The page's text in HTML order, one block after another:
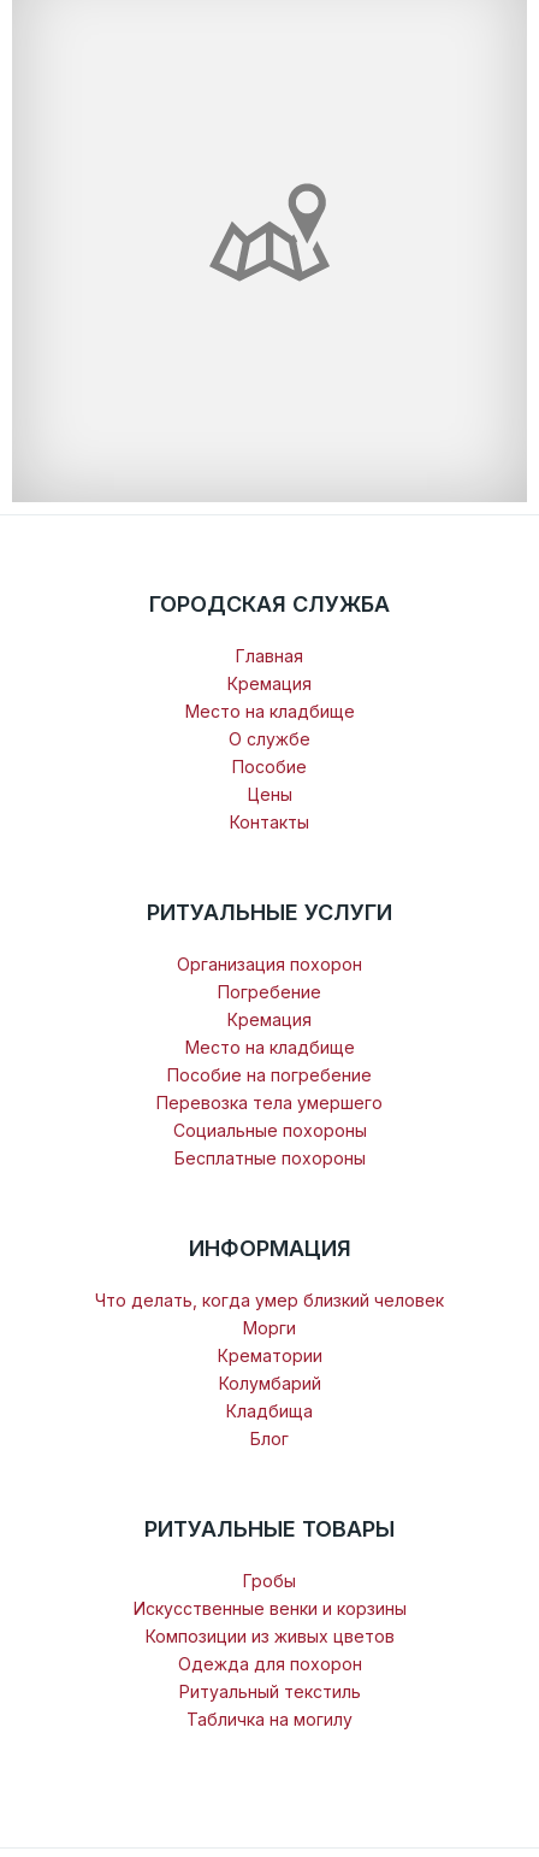
ГОРОДСКАЯ СЛУЖБА
Главная
Кремация
Место на кладбище
О службе
Пособие
Цены
Контакты
РИТУАЛЬНЫЕ УСЛУГИ
Организация похорон
Погребение
Кремация
Место на кладбище
Пособие на погребение
Перевозка тела умершего
Социальные похороны
Бесплатные похороны
ИНФОРМАЦИЯ
Что делать, когда умер близкий человек
Морги
Крематории
Колумбарий
Кладбища
Блог
РИТУАЛЬНЫЕ ТОВАРЫ
Гробы
Искусственные венки и корзины
Композиции из живых цветов
Одежда для похорон
Ритуальный текстиль
Табличка на могилу